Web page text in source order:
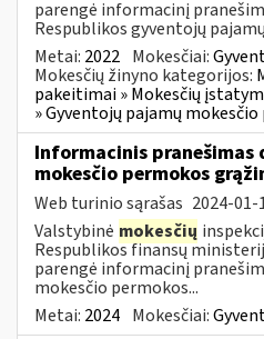
parengė informacinį
Respublikos gyventojų
Metai: 2022 Mokesčiai:
Mokesčių žinyno kategorijos:
pakeitimai » Mokesčių
» Gyventojų pajamų
Informacinis
mokesčio permokos
Web turinio sąrašas 2024-01-
Valstybinė mokesčių
Respublikos finansų
parengė informacinį
mokesčio permokos...
Metai: 2024 Mokesčiai: